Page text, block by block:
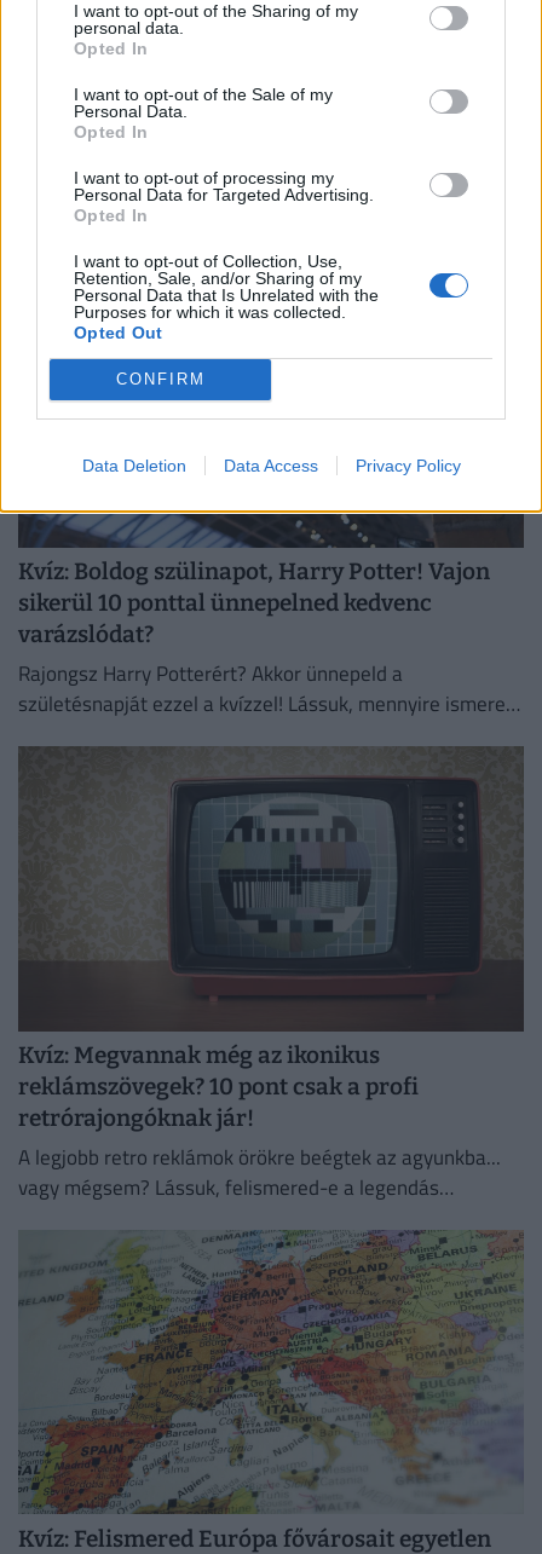
I want to opt-out of the Sharing of my
personal data.
Opted In
I want to opt-out of the Sale of my
Personal Data.
Opted In
I want to opt-out of processing my
Personal Data for Targeted Advertising.
Opted In
I want to opt-out of Collection, Use,
Retention, Sale, and/or Sharing of my
Personal Data that Is Unrelated with the
Purposes for which it was collected.
Opted Out
CONFIRM
Data Deletion Data Access Privacy Policy
Kvíz: Hallottad már ezeket a nyári szólásokat
és mondásokat? A jelentésükön sokan
A nyárhoz kapcsolódó régi magyar mondások között
akadnak könnyűek és igazi fejtörők is. Vajon neked
sikerül összegyűjteni a maximális pontszámot?
Kvíz: Boldog szülinapot, Harry Potter! Vajon
sikerül 10 ponttal ünnepelned kedvenc
varázslódat?
Rajongsz Harry Potterért? Akkor ünnepeld a
születésnapját ezzel a kvízzel! Lássuk, mennyire ismered
Kvíz: Megvannak még az ikonikus
reklámszövegek? 10 pont csak a profi
retrórajongóknak jár!
A legjobb retro reklámok örökre beégtek az agyunkba...
vagy mégsem? Lássuk, felismered-e a legendás
Kvíz: Felismered Európa fővárosait egyetlen